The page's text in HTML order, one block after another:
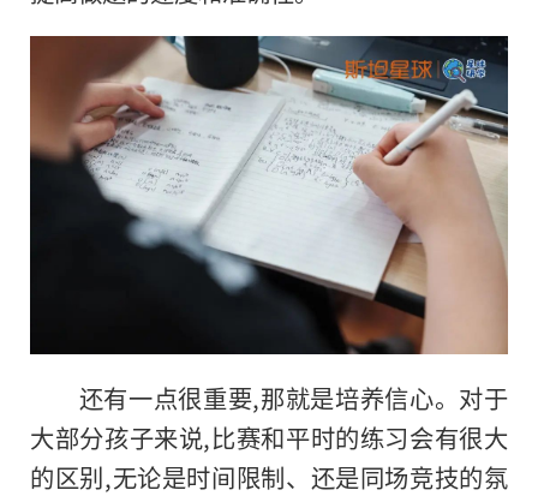
还有一点很重要,那就是培养信心。对于
大部分孩子来说,比赛和平时的练习会有很大
的区别,无论是时间限制、还是同场竞技的氛